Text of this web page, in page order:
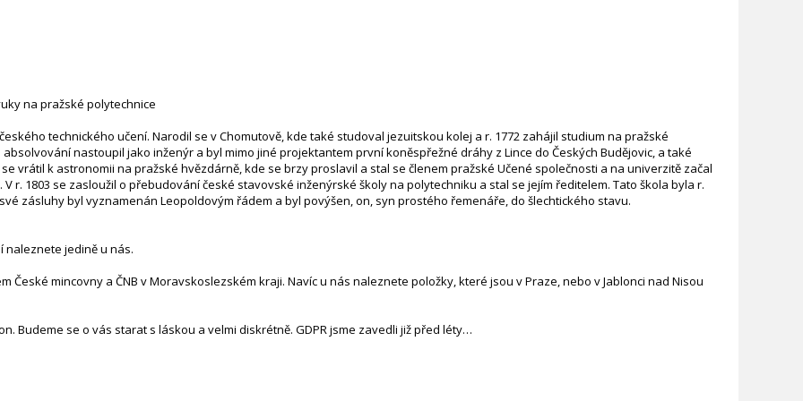
na pražské polytechnice
technického učení. Narodil se v Chomutově, kde také studoval jezuitskou kolej a r. 1772 zahájil studium na pražské
nastoupil jako inženýr a byl mimo jiné projektantem první koněspřežné dráhy z Lince do Českých Budějovic, a také
vrátil k astronomii na pražské hvězdárně, kde se brzy proslavil a stal se členem pražské Učené společnosti a na univerzitě začal
r. 1803 se zasloužil o přebudování české stavovské inženýrské školy na polytechniku a stal se jejím ředitelem. Tato škola byla r.
zásluhy byl vyznamenán Leopoldovým řádem a byl povýšen, on, syn prostého řemenáře, do šlechtického stavu.
naleznete jedině u nás.
České mincovny a ČNB v Moravskoslezském kraji. Navíc u nás naleznete položky, které jsou v Praze, nebo v Jablonci nad Nisou
Budeme se o vás starat s láskou a velmi diskrétně. GDPR jsme zavedli již před léty…